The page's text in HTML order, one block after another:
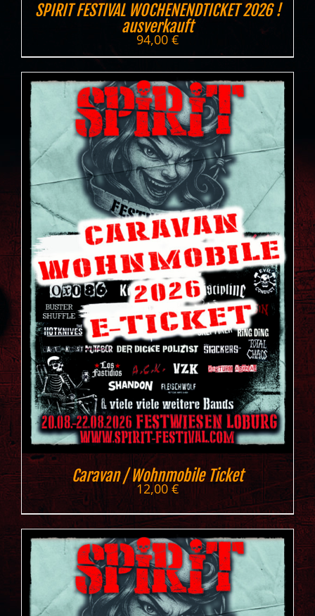
SPIRIT FESTIVAL WOCHENENDTICKET 2026 !
ausverkauft
94,00 €
Caravan / Wohnmobile Ticket
12,00 €